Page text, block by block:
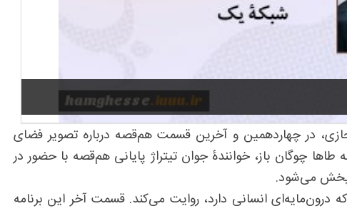
در چهاردهمین و آخرین قسمت هم‌قصه درباره تصویر فضای
چوگان باز، خوانندۀ جوان تیتراژ پایانی هم‌قصه با حضور در
انسانی دارد، روایت می‌کند. قسمت آخر این برنامه